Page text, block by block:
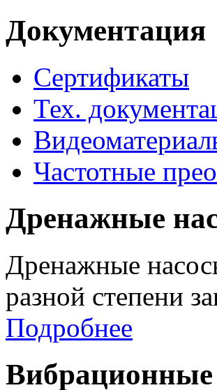
Документация
Сертификаты
Тех.
Частотные
Дренажные
Дренажные
разной степени
Подробнее